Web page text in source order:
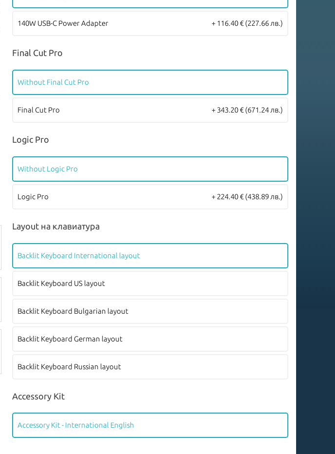
140W USB-C Power Adapter + 116.40 € (227.66 лв.)
Final Cut Pro
Without Final Cut Pro
Final Cut Pro + 343.20 € (671.24 лв.)
Logic Pro
Without Logic Pro
Logic Pro + 224.40 € (438.89 лв.)
Layout на клавиатура
Backlit Keyboard International layout
Backlit Keyboard US layout
Backlit Keyboard Bulgarian layout
Backlit Keyboard German layout
Backlit Keyboard Russian layout
Accessory Kit
Accessory Kit - International English